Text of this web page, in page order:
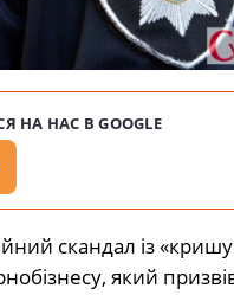
НА НАС В GOOGLE
скандал із
який